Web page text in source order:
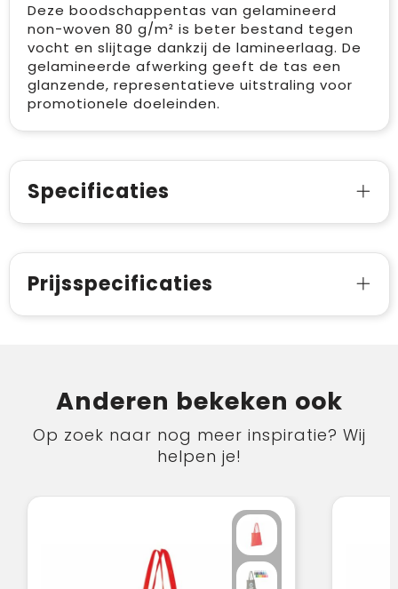
Deze boodschappentas van gelamineerd
non-woven 80 g/m² is beter bestand tegen
vocht en slijtage dankzij de lamineerlaag. De
gelamineerde afwerking geeft de tas een
glanzende, representatieve uitstraling voor
promotionele doeleinden.
Specificaties
Prijsspecificaties
Anderen bekeken ook
Op zoek naar nog meer inspiratie? Wij
helpen je!